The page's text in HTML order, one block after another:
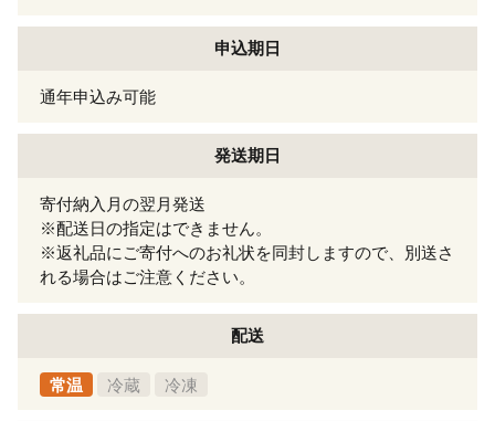
申込期日
通年申込み可能
発送期日
寄付納入月の翌月発送
※配送日の指定はできません。
※返礼品にご寄付へのお礼状を同封しますので、別送さ
れる場合はご注意ください。
配送
常温 冷蔵 冷凍